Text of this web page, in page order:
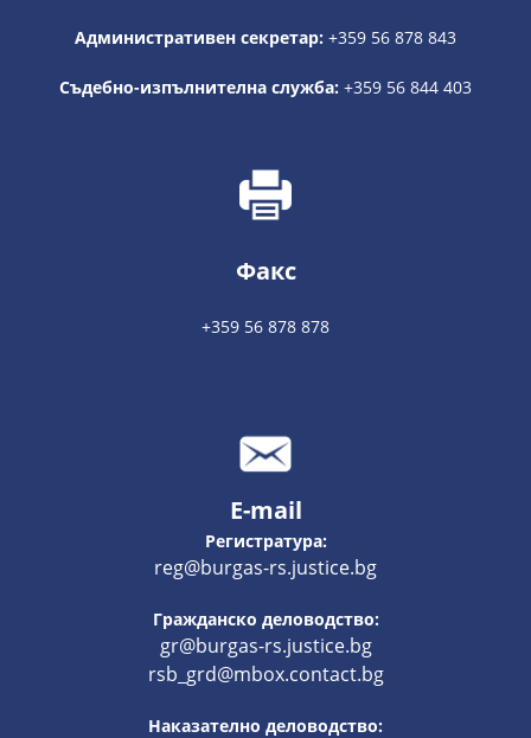
Административен секретар: +359 56 878 843
Съдебно-изпълнителна служба: +359 56 844 403
Факс
+359 56 878 878
E-mail
Регистратура:
reg@burgas-rs.justice.bg
Гражданско деловодство:
gr@burgas-rs.justice.bg
rsb_grd@mbox.contact.bg
Наказателно деловодство: